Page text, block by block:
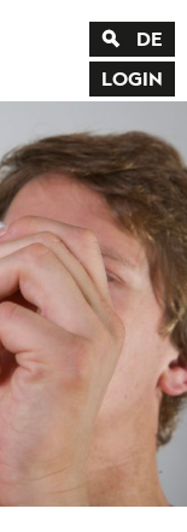
DE
LOGIN